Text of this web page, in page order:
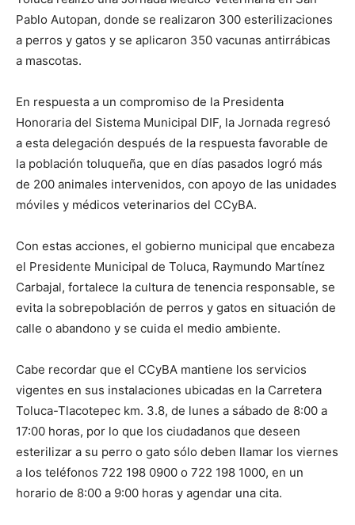
Pablo Autopan, donde se realizaron 300 esterilizaciones
a perros y gatos y se aplicaron 350 vacunas antirrábicas
a mascotas.
En respuesta a un compromiso de la Presidenta
Honoraria del Sistema Municipal DIF, la Jornada regresó
a esta delegación después de la respuesta favorable de
la población toluqueña, que en días pasados logró más
de 200 animales intervenidos, con apoyo de las unidades
móviles y médicos veterinarios del CCyBA.
Con estas acciones, el gobierno municipal que encabeza
el Presidente Municipal de Toluca, Raymundo Martínez
Carbajal, fortalece la cultura de tenencia responsable, se
evita la sobrepoblación de perros y gatos en situación de
calle o abandono y se cuida el medio ambiente.
Cabe recordar que el CCyBA mantiene los servicios
vigentes en sus instalaciones ubicadas en la Carretera
Toluca-Tlacotepec km. 3.8, de lunes a sábado de 8:00 a
17:00 horas, por lo que los ciudadanos que deseen
esterilizar a su perro o gato sólo deben llamar los viernes
a los teléfonos 722 198 0900 o 722 198 1000, en un
horario de 8:00 a 9:00 horas y agendar una cita.